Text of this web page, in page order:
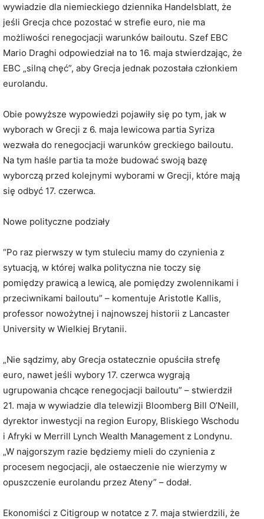
wywiadzie dla niemieckiego dziennika Handelsblatt, że
jeśli Grecja chce pozostać w strefie euro, nie ma
możliwości renegocjacji warunków bailoutu. Szef EBC
Mario Draghi odpowiedział na to 16. maja stwierdzając, że
EBC „silną chęć”, aby Grecja jednak pozostała członkiem
eurolandu.
Obie powyższe wypowiedzi pojawiły się po tym, jak w
wyborach w Grecji z 6. maja lewicowa partia Syriza
wezwała do renegocjacji warunków greckiego bailoutu.
Na tym haśle partia ta może budować swoją bazę
wyborczą przed kolejnymi wyborami w Grecji, które mają
się odbyć 17. czerwca.
Nowe polityczne podziały
“Po raz pierwszy w tym stuleciu mamy do czynienia z
sytuacją, w której walka polityczna nie toczy się
pomiędzy prawicą a lewicą, ale pomiędzy zwolennikami i
przeciwnikami bailoutu” – komentuje Aristotle Kallis,
professor nowożytnej i najnowszej historii z Lancaster
University w Wielkiej Brytanii.
„Nie sądzimy, aby Grecja ostatecznie opuściła strefę
euro, nawet jeśli wybory 17. czerwca wygrają
ugrupowania chcące renegocjacji bailoutu” – stwierdził
21. maja w wywiadzie dla telewizji Bloomberg Bill O’Neill,
dyrektor inwestycji na region Europy, Bliskiego Wschodu
i Afryki w Merrill Lynch Wealth Management z Londynu.
„W najgorszym razie będziemy mieli do czynienia z
procesem negocjacji, ale ostaeczenie nie wierzymy w
opuszczenie eurolandu przez Ateny” – dodał.
Ekonomiści z Citigroup w notatce z 7. maja stwierdzili, że